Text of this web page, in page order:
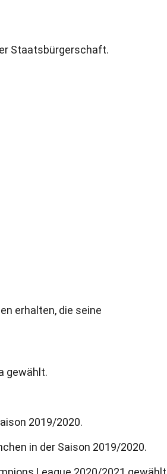
Staatsbürgerschaft.
erhalten, die seine
gewählt.
2019/2020.
in der Saison 2019/2020.